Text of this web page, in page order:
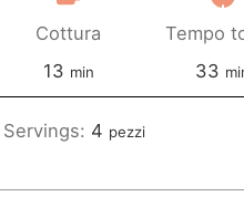
Cottura
13m
n
min
Tempo
33 m
Servings: 4 pezzi